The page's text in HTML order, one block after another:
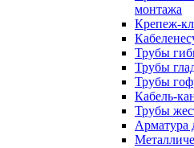
монтажа
Крепеж-
Трубы
Трубы
Трубы
Кабель-
Трубы